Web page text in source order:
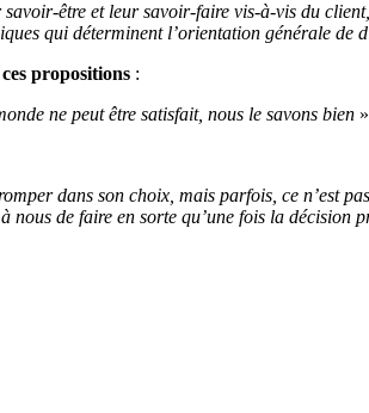
être et leur savoir-faire vis-à-vis du
qui déterminent l’orientation générale de
propositions :
ne peut être satisfait, nous le savons bien
dans son choix, mais parfois, ce n’est
nous de faire en sorte qu’une fois la décision